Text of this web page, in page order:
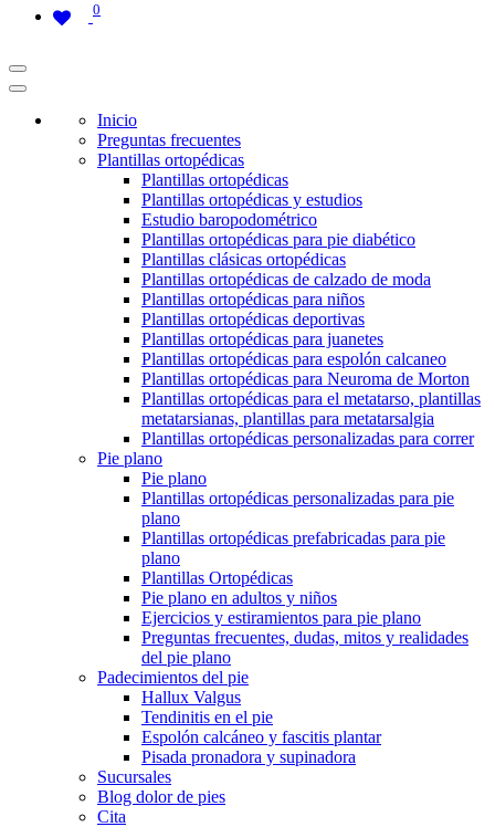
0
Inicio
Preguntas frecuentes
Plantillas ortopédicas
Plantillas ortopédicas
Plantillas ortopédicas y estudios
Estudio baropodométrico
Plantillas ortopédicas para pie diabético
Plantillas clásicas ortopédicas
Plantillas ortopédicas de calzado de moda
Plantillas ortopédicas para niños
Plantillas ortopédicas deportivas
Plantillas ortopédicas para juanetes
Plantillas ortopédicas para espolón calcaneo
Plantillas ortopédicas para Neuroma de Morton
Plantillas ortopédicas para el metatarso, plantillas
metatarsianas, plantillas para metatarsalgia
Plantillas ortopédicas personalizadas para correr
Pie plano
Pie plano
Plantillas ortopédicas personalizadas para pie
plano
Plantillas ortopédicas prefabricadas para pie
plano
Plantillas Ortopédicas
Pie plano en adultos y niños
Ejercicios y estiramientos para pie plano
Preguntas frecuentes, dudas, mitos y realidades
del pie plano
Padecimientos del pie
Hallux Valgus
Tendinitis en el pie
Espolón calcáneo y fascitis plantar
Pisada pronadora y supinadora
Sucursales
Blog dolor de pies
Cita